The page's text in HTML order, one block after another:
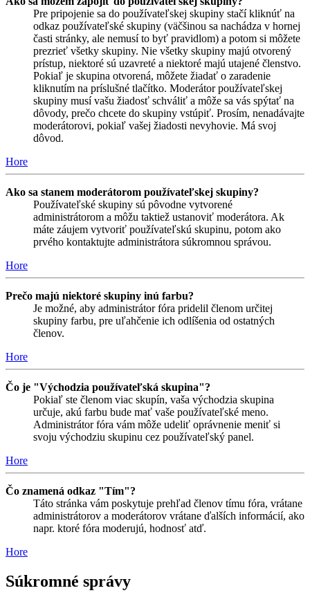
Pre pripojenie sa do používateľskej skupiny stačí kliknúť na
odkaz používateľské skupiny (väčšinou sa nachádza v hornej
časti stránky, ale nemusí to byť pravidlom) a potom si môžete
prezrieť všetky skupiny. Nie všetky skupiny majú otvorený
prístup, niektoré sú uzavreté a niektoré majú utajené členstvo.
Pokiaľ je skupina otvorená, môžete žiadať o zaradenie
kliknutím na príslušné tlačítko. Moderátor používateľskej
skupiny musí vašu žiadosť schváliť a môže sa vás spýtať na
dôvody, prečo chcete do skupiny vstúpiť. Prosím, nenadávajte
moderátorovi, pokiaľ vašej žiadosti nevyhovie. Má svoj
dôvod.
Hore
Ako sa stanem moderátorom používateľskej skupiny?
Používateľské skupiny sú pôvodne vytvorené
administrátorom a môžu taktiež ustanoviť moderátora. Ak
máte záujem vytvoriť používateľskú skupinu, potom ako
prvého kontaktujte administrátora súkromnou správou.
Hore
Prečo majú niektoré skupiny inú farbu?
Je možné, aby administrátor fóra pridelil členom určitej
skupiny farbu, pre uľahčenie ich odlíšenia od ostatných
členov.
Hore
Čo je "Východzia používateľská skupina"?
Pokiaľ ste členom viac skupín, vaša východzia skupina
určuje, akú farbu bude mať vaše používateľské meno.
Administrátor fóra vám môže udeliť oprávnenie meniť si
svoju východziu skupinu cez používateľský panel.
Hore
Čo znamená odkaz "Tím"?
Táto stránka vám poskytuje prehľad členov tímu fóra, vrátane
administrátorov a moderátorov vrátane ďalších informácií, ako
napr. ktoré fóra moderujú, hodnosť atď.
Hore
Súkromné správy